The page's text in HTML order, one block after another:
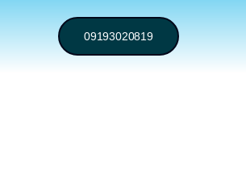
09193020819